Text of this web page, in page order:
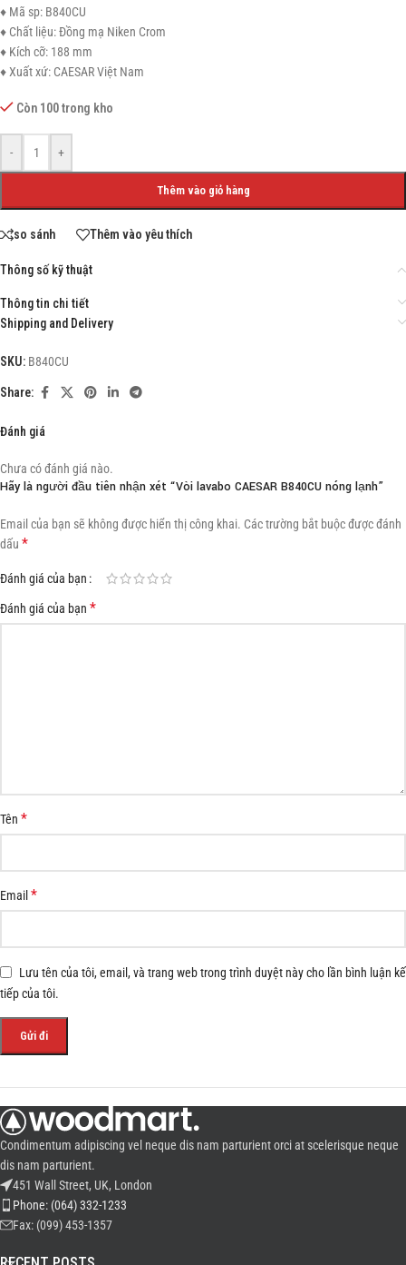
♦ Mã sp: B840CU
♦ Chất liệu: Đồng mạ Niken Crom
♦ Kích cỡ: 188 mm
♦ Xuất xứ: CAESAR Việt Nam
Còn 100 trong kho
- +
Thêm vào giỏ hàng
so sánh Thêm vào yêu thích
Thông số kỹ thuật
Thông tin chi tiết
Shipping and Delivery
SKU: B840CU
Share:
Đánh giá
Chưa có đánh giá nào.
Hãy là người đầu tiên nhận xét “Vòi lavabo CAESAR B840CU nóng lạnh”
Email của bạn sẽ không được hiển thị công khai. Các trường bắt buộc được đánh
dấu *
Đánh giá của bạn
Đánh giá của bạn *
Tên *
Email*
Lưu tên của tôi, email, và trang web trong trình duyệt này cho lần bình luận kế
tiếp của tôi.
Condimentum adipiscing vel neque dis nam parturient orci at scelerisque neque
dis nam parturient.
451 Wall Street, UK, London
Phone: (064) 332-1233
Fax: (099) 453-1357